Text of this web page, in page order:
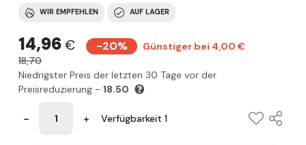
WIR EMPFEHLEN AUF LAGER
14,96€ -20%
Günstiger bei 4,00 €
18,70
Niedrigster Preis der letzten 30 Tage vor der
Preisreduzierung -18.50
Verfügbarkeit 1